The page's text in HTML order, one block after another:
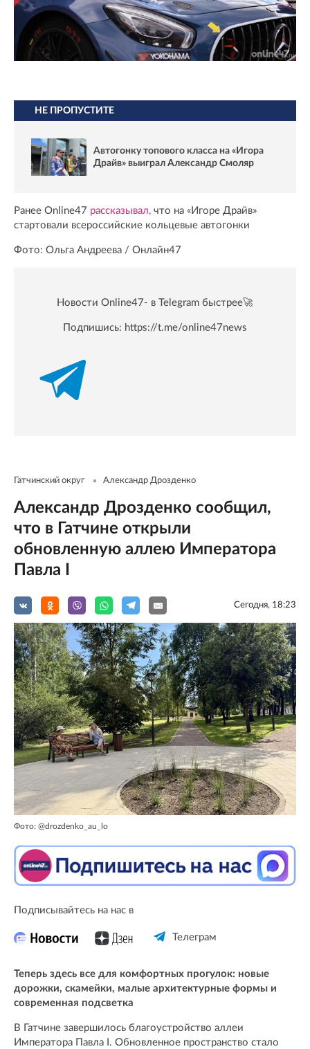
НЕ ПРОПУСТИТЕ
Автогонку топового класса на «Игора
Драйв» выиграл Александр Смоляр
Ранее Online47 рассказывал, что на «Игоре Драйв»
стартовали всероссийские кольцевые автогонки
Фото: Ольга Андреева / Онлайн47
Новости Online47- в Telegram быстрее🚀
Подпишись: https://t.me/online47news
Гатчинский округ Александр Дрозденко
Александр Дрозденко сообщил,
что в Гатчине открыли
обновленную аллею Императора
Павла I
Сегодня, 18:23
Фото: @drozdenko_au_lo
Подписывайтесь на нас в
Телеграм
Теперь здесь все для комфортных прогулок: новые
дорожки, скамейки, малые архитектурные формы и
современная подсветка
В Гатчине завершилось благоустройство аллеи
Императора Павла I. Обновленное пространство стало